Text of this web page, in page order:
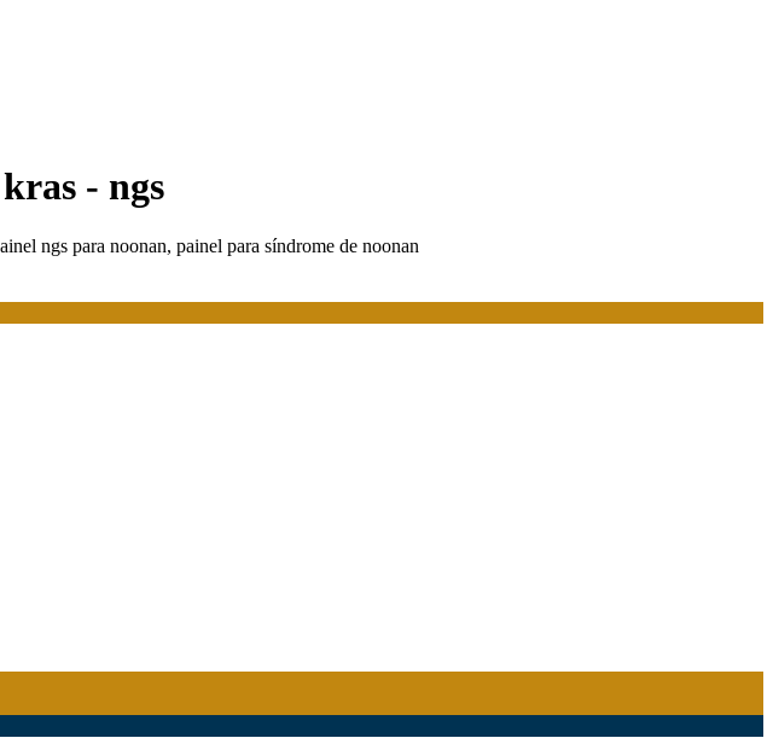
- ngs
ngs para noonan, painel para síndrome de noonan